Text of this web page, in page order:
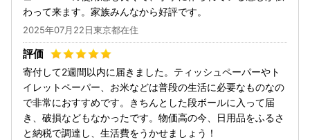
わって来ます。家族みんなから好評です。
2025年07月22日東京都在住
寄付して2週間以内に届きました。ティッシュペーパーやト
イレットペーパー、お米などは普段の生活に必要なものなの
で非常におすすめです。きちんとした段ボールに入って届
き、破損などもなかったです。物価高の今、日用品をふるさ
と納税で調達し、生活費をうかせましょう！